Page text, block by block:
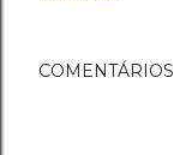
COMENTÁRIOS